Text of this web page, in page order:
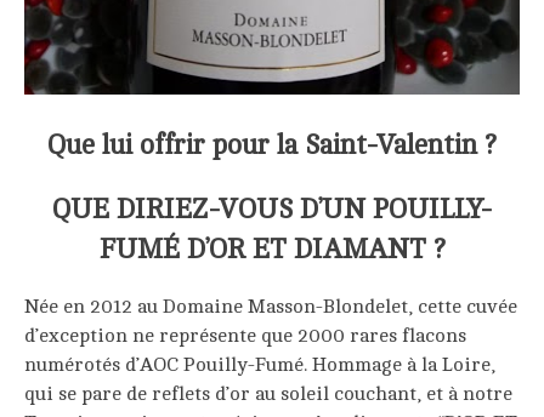
Que lui offrir pour la Saint-Valentin ?
QUE DIRIEZ-VOUS D’UN POUILLY-
FUMÉ D’OR ET DIAMANT ?
Née en 2012 au Domaine Masson-Blondelet, cette cuvée
d’exception ne représente que 2000 rares flacons
numérotés d’AOC Pouilly-Fumé. Hommage à la Loire,
qui se pare de reflets d’or au soleil couchant, et à notre